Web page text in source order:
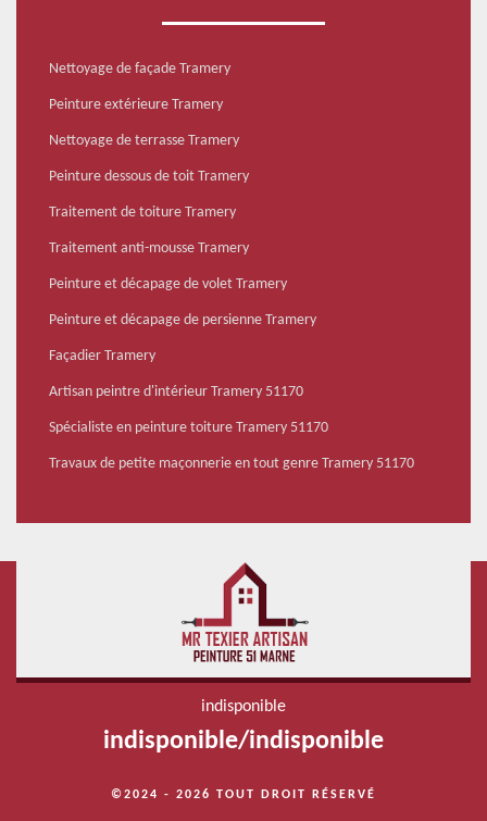
Nettoyage de façade Tramery
Peinture extérieure Tramery
Nettoyage de terrasse Tramery
Peinture dessous de toit Tramery
Traitement de toiture Tramery
Traitement anti-mousse Tramery
Peinture et décapage de volet Tramery
Peinture et décapage de persienne Tramery
Façadier Tramery
Artisan peintre d'intérieur Tramery 51170
Spécialiste en peinture toiture Tramery 51170
Travaux de petite maçonnerie en tout genre Tramery 51170
indisponible
indisponible/indisponible
©2024 - 2026 TOUT DROIT RÉSERVÉ